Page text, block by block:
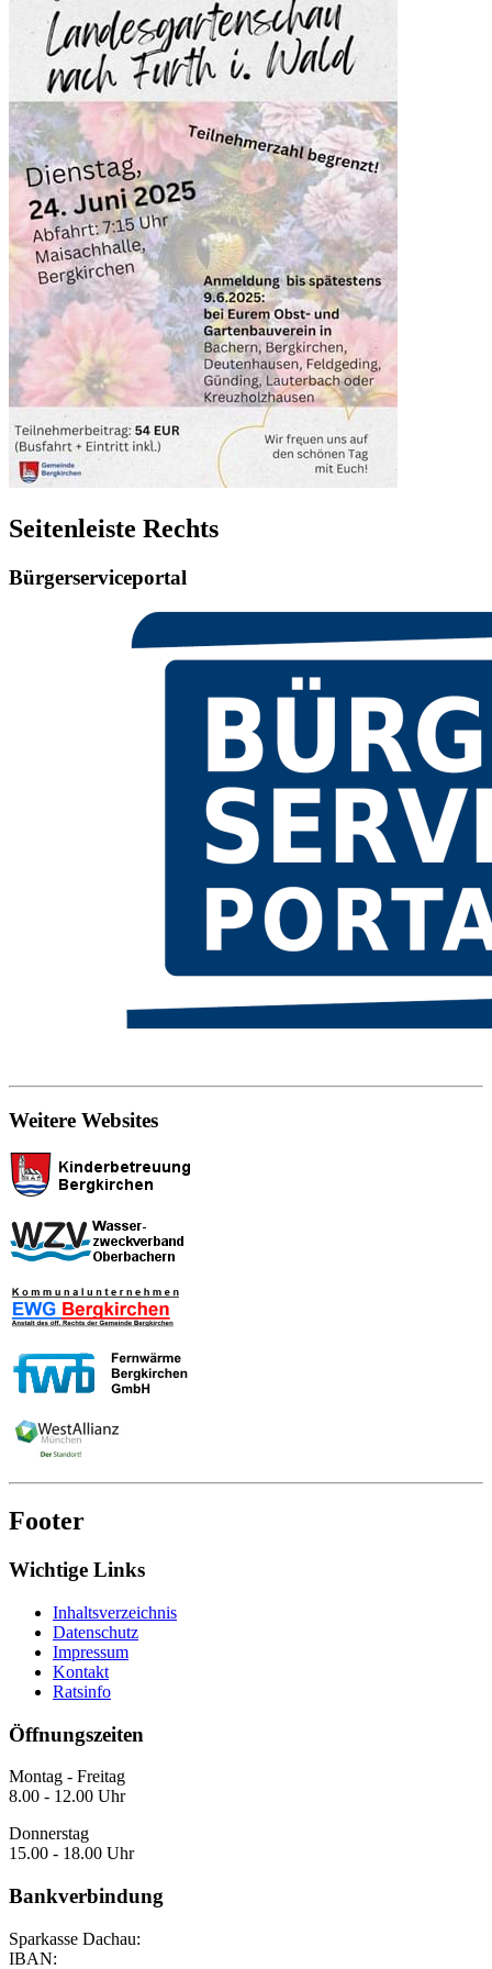
Seitenleiste Rechts
Bürgerserviceportal
Weitere Websites
Footer
Wichtige Links
Inhaltsverzeichnis
Datenschutz
Impressum
Kontakt
Ratsinfo
Öffnungszeiten
Montag - Freitag
8.00 - 12.00 Uhr
Donnerstag
15.00 - 18.00 Uhr
Bankverbindung
Sparkasse Dachau:
IBAN: